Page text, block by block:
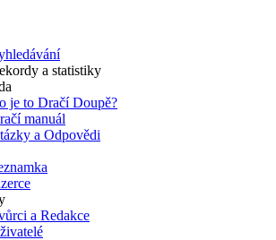
a statistiky
je to Dračí Doupě?
manuál
a Odpovědi
a Redakce